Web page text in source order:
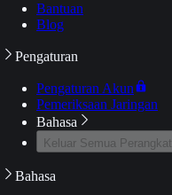
Bantuan
Blog
Pengaturan
Pengaturan Akun
Pemeriksaan Jaringan
Bahasa
Keluar Semua Perangkat
Bahasa